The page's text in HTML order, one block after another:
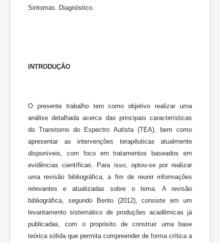
Sintomas. Diagnóstico.
INTRODUÇÃO
O presente trabalho tem como objetivo realizar uma
análise detalhada acerca das principais características
do Transtorno do Espectro Autista (TEA), bem como
apresentar as intervenções terapêuticas atualmente
disponíveis, com foco em tratamentos baseados em
evidências científicas. Para isso, optou-se por realizar
uma revisão bibliográfica, a fim de reunir informações
relevantes e atualizadas sobre o tema. A revisão
bibliográfica, segundo Bento (2012), consiste em um
levantamento sistemático de produções acadêmicas já
publicadas, com o propósito de construir uma base
teórica sólida que permita compreender de forma crítica a